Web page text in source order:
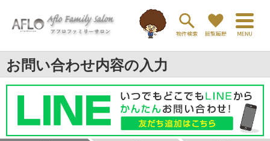
お問い合わせ内容の入力